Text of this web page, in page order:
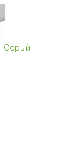
Серый